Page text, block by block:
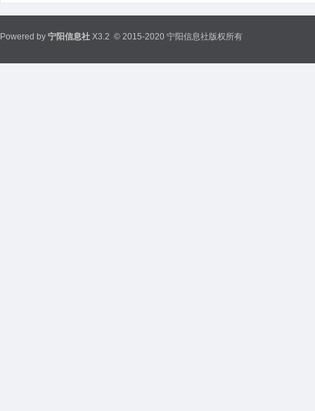
Powered by 宁阳信息社 X3.2 © 2015-2020 宁阳信息社版权所有